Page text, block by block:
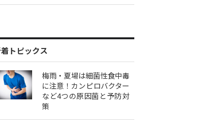
トピックス
梅雨・夏場は細菌性食中毒
に注意！カンピロバクター
など4つの原因菌と予防対
策